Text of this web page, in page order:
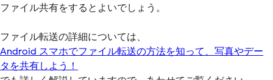
ファイル共有をするとよいでしょう。
ファイル転送の詳細については、
Android スマホでファイル転送の方法を知って、写真やデー
タを共有しよう！